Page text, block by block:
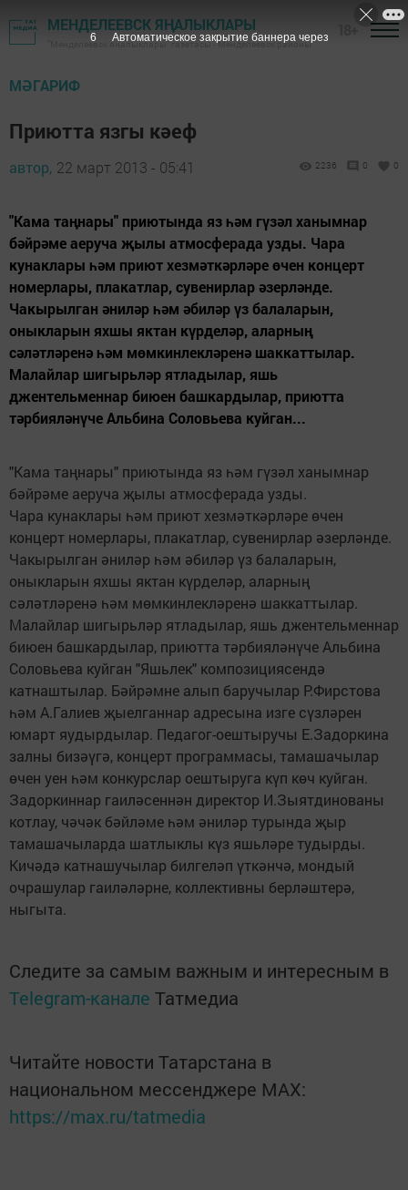
МЕНДЕЛЕЕВСК ЯҢАЛЫКЛАРЫ
"Менделеевск яңалыклары" газетасы - Менделеевск районы
МӘГАРИФ
Приютта язгы кәеф
автор, 22 март 2013 - 05:41 2236 0 0
"Кама таңнары" приютында яз һәм гүзәл ханымнар
бәйрәме аеруча җылы атмосферада узды. Чара
кунаклары һәм приют хезмәткәрләре өчен концерт
номерлары, плакатлар, сувенирлар әзерләнде.
Чакырылган әниләр һәм әбиләр үз балаларын,
оныкларын яхшы яктан күрделәр, аларның
сәләтләренә һәм мөмкинлекләренә шаккаттылар.
Малайлар шигырьләр ятладылар, яшь
джентельменнар биюен башкардылар, приютта
тәрбияләнүче Альбина Соловьева куйган...
"Кама таңнары" приютында яз һәм гүзәл ханымнар
бәйрәме аеруча җылы атмосферада узды.
Чара кунаклары һәм приют хезмәткәрләре өчен
концерт номерлары, плакатлар, сувенирлар әзерләнде.
Чакырылган әниләр һәм әбиләр үз балаларын,
оныкларын яхшы яктан күрделәр, аларның
сәләтләренә һәм мөмкинлекләренә шаккаттылар.
Малайлар шигырьләр ятладылар, яшь джентельменнар
биюен башкардылар, приютта тәрбияләнүче Альбина
Соловьева куйган "Яшьлек" композициясендә
катнаштылар. Бәйрәмне алып баручылар Р.Фирстова
һәм А.Галиев җыелганнар адресына изге сүзләрен
юмарт яудырдылар. Педагог-оештыручы Е.Задоркина
залны бизәүгә, концерт программасы, тамашачылар
өчен уен һәм конкурслар оештыруга күп көч куйган.
Задоркиннар гаиләсеннән директор И.Зыятдинованы
котлау, чәчәк бәйләме һәм әниләр турында җыр
тамашачыларда шатлыклы күз яшьләре тудырды.
Кичәдә катнашучылар билгеләп үткәнчә, мондый
очрашулар гаиләләрне, коллективны берләштерә,
ныгыта.
Следите за самым важным и интересным в
Telegram-канале Татмедиа
Читайте новости Татарстана в
национальном мессенджере MАХ:
https://max.ru/tatmedia
5 Автоматическое закрытие баннера через